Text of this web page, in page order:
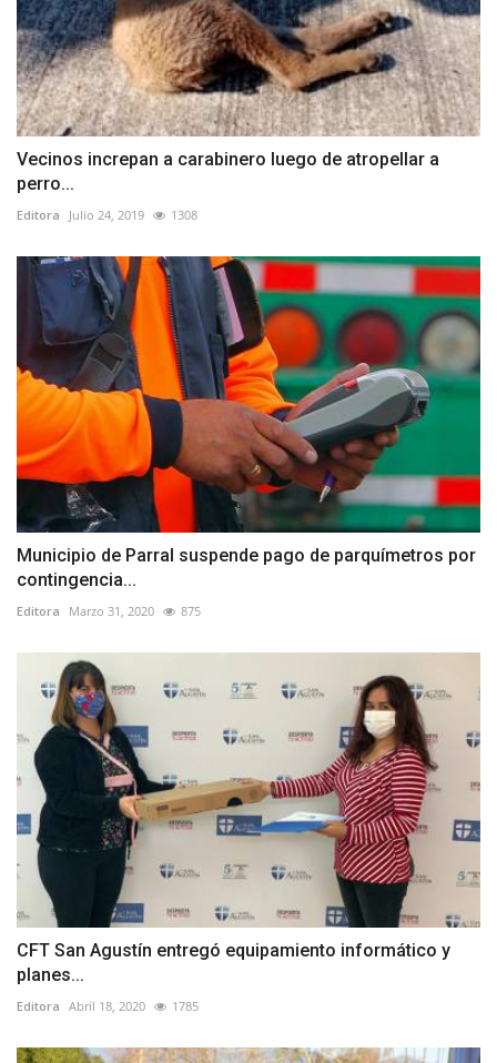
Vecinos increpan a carabinero luego de atropellar a
perro...
Editora Julio 24, 2019 1308
Municipio de Parral suspende pago de parquímetros por
contingencia...
Editora Marzo 31, 2020 875
CFT San Agustín entregó equipamiento informático y
planes...
Editora Abril 18, 2020 1785